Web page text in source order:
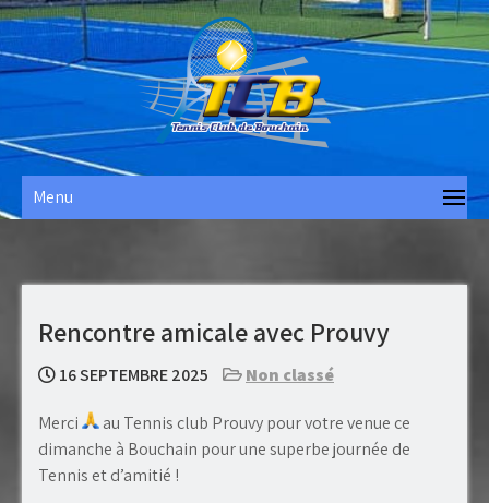
Skip
to
content
Tennis Club de Bouchain
Menu
Rencontre amicale avec Prouvy
16 SEPTEMBRE 2025 Non classé
Merci
au Tennis club Prouvy pour votre venue ce
dimanche à Bouchain pour une superbe journée de
Tennis et d’amitié !